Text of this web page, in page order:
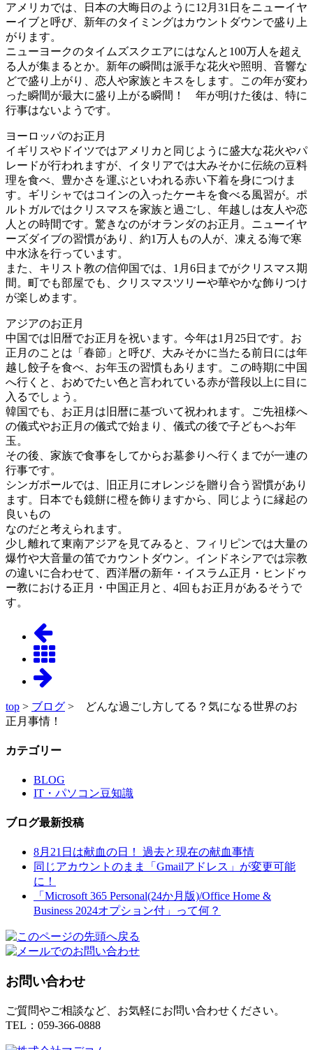
アメリカでは、日本の大晦日のように12月31日をニューイヤ
ーイブと呼び、新年のタイミングはカウントダウンで盛り上
がります。
ニューヨークのタイムズスクエアにはなんと100万人を超え
る人が集まるとか。新年の瞬間は派手な花火や照明、音響な
どで盛り上がり、恋人や家族とキスをします。この年が変わ
った瞬間が最大に盛り上がる瞬間！ 年が明けた後は、特に
行事はないようです。
ヨーロッパのお正月
イギリスやドイツではアメリカと同じように盛大な花火やパ
レードが行われますが、イタリアでは大みそかに伝統の豆料
理を食べ、豊かさを運ぶといわれる赤い下着を身につけま
す。ギリシャではコインの入ったケーキを食べる風習が。ポ
ルトガルではクリスマスを家族と過ごし、年越しは友人や恋
人との時間です。驚きなのがオランダのお正月。ニューイヤ
ーズダイブの習慣があり、約1万人もの人が、凍える海で寒
中水泳を行っています。
また、キリスト教の信仰国では、1月6日までがクリスマス期
間。町でも部屋でも、クリスマスツリーや華やかな飾りつけ
が楽しめます。
アジアのお正月
中国では旧暦でお正月を祝います。今年は1月25日です。お
正月のことは「春節」と呼び、大みそかに当たる前日には年
越し餃子を食べ、お年玉の習慣もあります。この時期に中国
へ行くと、おめでたい色と言われている赤が普段以上に目に
入るでしょう。
韓国でも、お正月は旧暦に基づいて祝われます。ご先祖様へ
の儀式やお正月の儀式で始まり、儀式の後で子どもへお年
玉。
その後、家族で食事をしてからお墓参りへ行くまでが一連の
行事です。
シンガポールでは、旧正月にオレンジを贈り合う習慣があり
ます。日本でも鏡餅に橙を飾りますから、同じように縁起の
良いもの
なのだと考えられます。
少し離れて東南アジアを見てみると、フィリピンでは大量の
爆竹や大音量の笛でカウントダウン。インドネシアでは宗教
の違いに合わせて、西洋暦の新年・イスラム正月・ヒンドゥ
ー教における正月・中国正月と、4回もお正月があるそうで
す。
top > ブログ > どんな過ごし方してる？気になる世界のお
正月事情！
カテゴリー
BLOG
IT・パソコン豆知識
ブログ最新投稿
8月21日は献血の日！ 過去と現在の献血事情
同じアカウントのまま「Gmailアドレス」が変更可能
に！
「Microsoft 365 Personal(24か月版)/Office Home &
Business 2024オプション付」って何？
お問い合わせ
ご質問やご相談など、お気軽にお問い合わせください。
TEL：059-366-0888